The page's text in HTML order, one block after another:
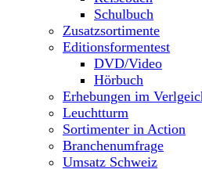
Schulbuch
Zusatzsortimente
Editionsformentest
DVD/Video
Hörbuch
Erhebungen im
Leuchtturm
Sortimenter in Action
Branchenumfrage
Umsatz Schweiz